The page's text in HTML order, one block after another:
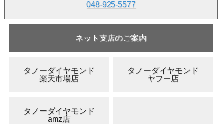
048-925-5577
ネット支店のご案内
タノーダイヤモンド
楽天市場店
タノーダイヤモンド
ヤフー店
タノーダイヤモンド
amz店